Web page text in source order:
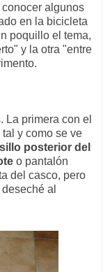
algunos
en la bicicleta
poquillo el tema,
y la otra "entre
La primera con el
tal y como se ve
posterior del
o pantalón
del casco, pero
al